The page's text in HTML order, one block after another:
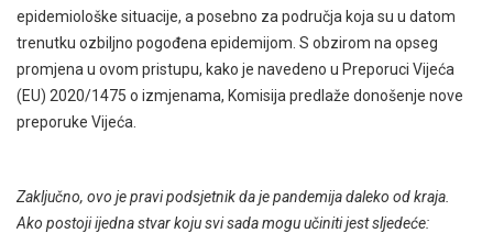
epidemiološke situacije, a posebno za područja koja su u datom
trenutku ozbiljno pogođena epidemijom. S obzirom na opseg
promjena u ovom pristupu, kako je navedeno u Preporuci Vijeća
(EU) 2020/1475 o izmjenama, Komisija predlaže donošenje nove
preporuke Vijeća.
Zaključno, ovo je pravi podsjetnik da je pandemija daleko od kraja.
Ako postoji ijedna stvar koju svi sada mogu učiniti jest sljedeće: